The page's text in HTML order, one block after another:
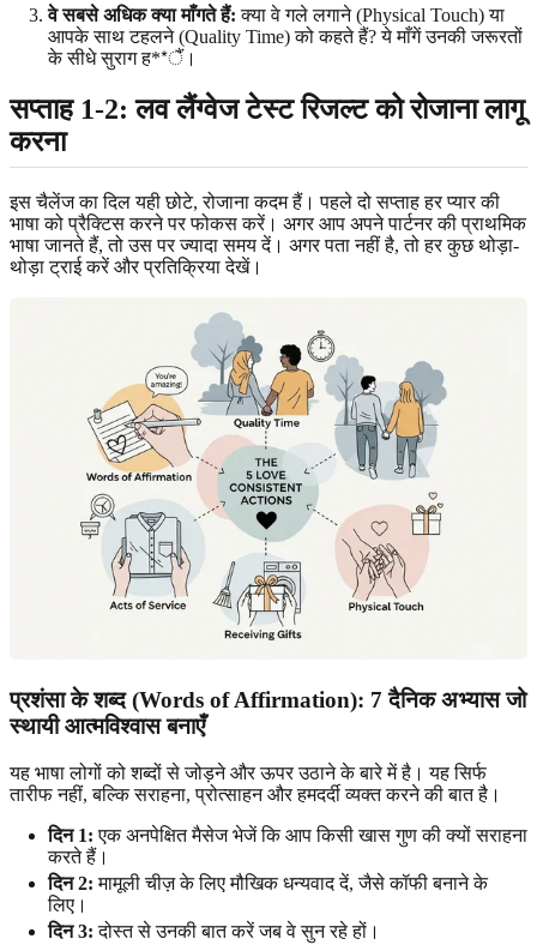
वे सबसे अधिक क्या माँगते हैं: क्या वे गले लगाने (Physical Touch) या
आपके साथ टहलने (Quality Time) को कहते हैं? ये माँगें उनकी जरूरतों
के सीधे सुराग ह**ैं।
सप्ताह 1-2: लव लैंग्वेज टेस्ट रिजल्ट को रोजाना लागू
करना
इस चैलेंज का दिल यही छोटे, रोजाना कदम हैं। पहले दो सप्ताह हर प्यार की
भाषा को प्रैक्टिस करने पर फोकस करें। अगर आप अपने पार्टनर की प्राथमिक
भाषा जानते हैं, तो उस पर ज्यादा समय दें। अगर पता नहीं है, तो हर कुछ थोड़ा-
थोड़ा ट्राई करें और प्रतिक्रिया देखें।
प्रशंसा के शब्द (Words of Affirmation): 7 दैनिक अभ्यास जो
स्थायी आत्मविश्वास बनाएँ
यह भाषा लोगों को शब्दों से जोड़ने और ऊपर उठाने के बारे में है। यह सिर्फ
तारीफ नहीं, बल्कि सराहना, प्रोत्साहन और हमदर्दी व्यक्त करने की बात है।
दिन 1: एक अनपेक्षित मैसेज भेजें कि आप किसी खास गुण की क्यों सराहना
करते हैं।
दिन 2: मामूली चीज़ के लिए मौखिक धन्यवाद दें, जैसे कॉफी बनाने के
लिए।
दिन 3: दोस्त से उनकी बात करें जब वे सुन रहे हों।